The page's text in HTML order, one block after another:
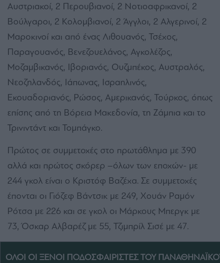
Αυστριακοί, 2 Περουβιανοί, 2 Νοτιοαφρικανοί, 2
Βούλγαροι, 2 Κολομβιανοί, 2 Άγγλοι, 2 Αλγερινοί, 2
Μαροκινοί και από ένας Λιθουανός, Τσέχος,
Παραγουανός, Βενεζουελάνος, Αγκολέζος,
Μοζαμβικανός, Ιβοριανός, Ουζμπέκος, Αυστραλός,
Νεοζηλανδός, Ιάπωνας, Ισραηλινός,
Εκουαδοριανός, Ρώσος, Αμερικανός, Τούρκος, όπως
επίσης από τη Βόρεια Μακεδονία, τη Ζάμπια και το
Τρινιντάντ και Τομπάγκο.
Πρώτος σε συμμετοχές στο πρωτάθλημα με 390
αλλά και πρώτος σκόρερ –όλων των εποχών- με
244 γκολ είναι ο Κριστόφ Βαζέχα. Σε συμμετοχές
έπονται οι Γιόζεφ Βάντσικ με 249, Χουάν Ραμόν
Ρότσα με 226 και σε γκολ οι Μάρκους Μπεργκ με
73, Όσκαρ Αλβαρέζ με 55, Τζιμπρίλ Σισέ με 47.
ΟΛΟΙ ΟΙ ΞΕΝΟΙ ΠΟΔΟΣΦΑΙΡΙΣΤΕΣ ΤΟΥ